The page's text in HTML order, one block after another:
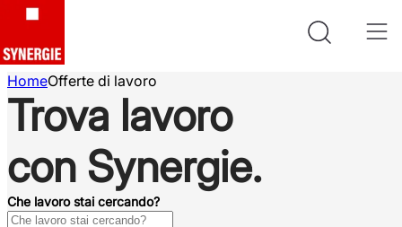
HomeOfferte di lavoro
Trova lavoro
con Synergie.
Che lavoro stai cercando?